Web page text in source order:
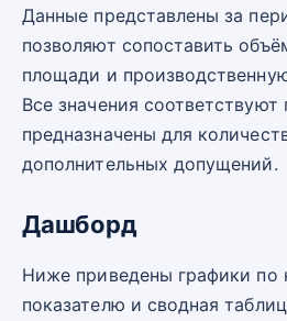
Данные представлены за
позволяют сопоставить
площади и
Все значения
предназначены для
дополнительных допущений.
Дашборд
Ниже приведены графики по
показателю и сводная